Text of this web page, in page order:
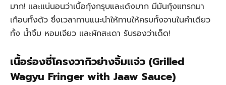
มาก! และแน่นอนว่าเนื้อกุ้งกรุบและเด้งมาก มีมันกุ้งแทรกมา
เกือบทั้งตัว ซึ่งเวลาทานแนะนำให้ทานให้ครบทั้งจานในคำเดียว
ทั้ง น้ำจิ้ม หอมเจียว และผักสะเดา รับรองว่าเด็ด!
เนื้อร่องซี่โครงวากิวย่างจิ้มแจ่ว (Grilled
Wagyu Fringer with Jaaw Sauce)